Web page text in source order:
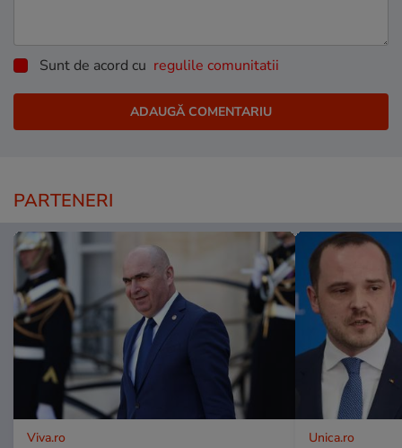
Sunt de acord cu regulile comunitatii
PARTENERI
Viva.ro Unica.ro